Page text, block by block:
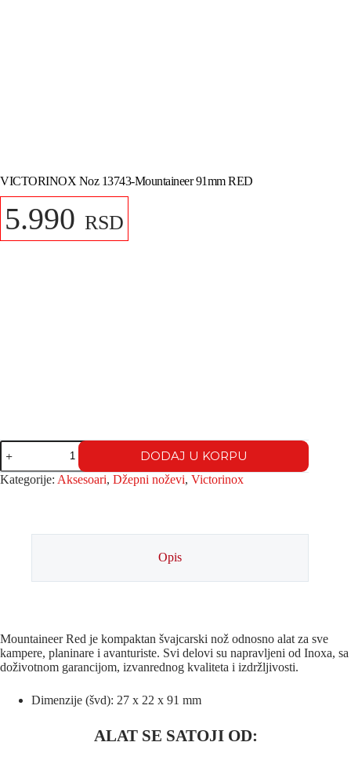
VICTORINOX Noz 13743-Mountaineer 91mm RED
5.990 RSD
DODAJ U KORPU
Kategorije: Aksesoari, Džepni noževi, Victorinox
Opis
Mountaineer Red je kompaktan švajcarski nož odnosno alat za sve
kampere, planinare i avanturiste. Svi delovi su napravljeni od Inoxa, sa
doživotnom garancijom, izvanrednog kvaliteta i izdržljivosti.
Dimenzije (švd): 27 x 22 x 91 mm
ALAT SE SATOJI OD: